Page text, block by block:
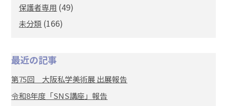
保護者専用 (49)
未分類 (166)
最近の記事
第75回 大阪私学美術展 出展報告
令和8年度「SNS講座」報告